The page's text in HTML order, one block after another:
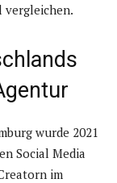
vergleichen.
wurde 2021
Social Media
im